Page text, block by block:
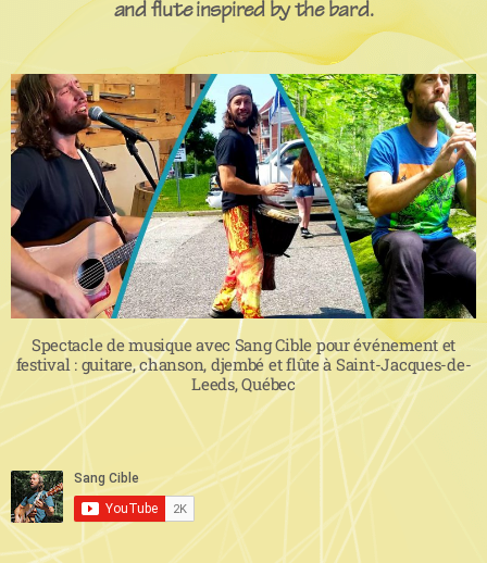
and fluteinspired by the bard.
Spectacle de musique avec Sang Cible pour événement et
festival : guitare, chanson, djembé et flûte à Saint-Jacques-de-
Leeds, Québec